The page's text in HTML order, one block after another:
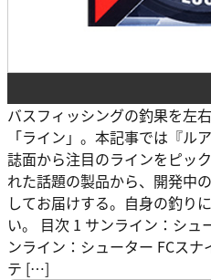
バスフィッシングの釣果を左
「ライン」。本記事では『ル
誌面から注目のラインをピッ
れた話題の製品から、開発中
してお届けする。自身の釣り
い。 目次 1 サンライン：シュ
ンライン：シューター FCス
テ […]